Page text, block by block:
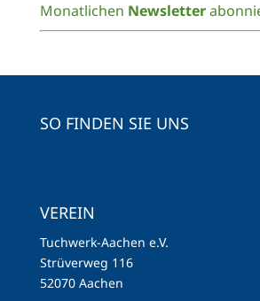
Monatlichen Newsletter
SO FINDEN SIE UNS
VEREIN
Tuchwerk-Aachen e.V.
Strüverweg 116
52070 Aachen